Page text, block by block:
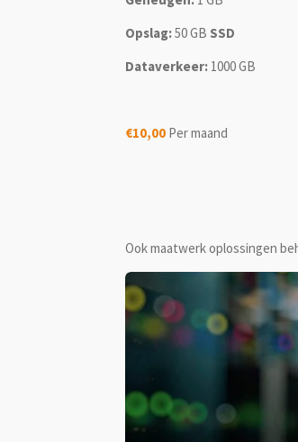
Opslag:50 GB SSD
Dataverkeer: 1000 GB
€10,00 Per maand
Ook maatwerk oplossingen